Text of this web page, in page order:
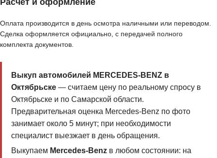
Расчёт и оформление
Оплата производится в день осмотра наличными или переводом.
Сделка оформляется официально, с передачей полного
комплекта документов.
Выкуп автомобилей MERCEDES-BENZ в
Октябрьске— считаем цену по реальному спросу в
Октябрьске и по Самарской области.
Предварительная оценка Mercedes-Benz по фото
занимает около 5 минут; при необходимости
специалист выезжает в день обращения.
Выкупаем Mercedes-Benzв любом состоянии: на